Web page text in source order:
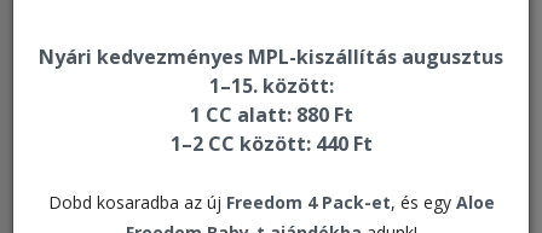
Nyári kedvezményes MPL-kiszállítás augusztus
1–15. között:
1 CC alatt: 880 Ft
1–2 CC között: 440 Ft
Dobd kosaradba az új Freedom 4 Pack-et, és egy Aloe
Jelszó igénylés
ÜZLETI PARTNEREKNEK